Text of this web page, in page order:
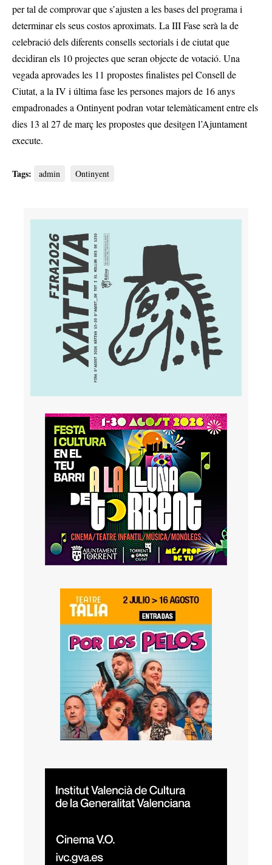
per tal de comprovar que s’ajusten a les bases del programa i
determinar els seus costos aproximats. La III Fase serà la de
celebració dels diferents consells sectorials i de ciutat que
decidiran els 10 projectes que seran objecte de votació. Una
vegada aprovades les 11 propostes finalistes pel Consell de
Ciutat, a la IV i última fase les persones majors de 16 anys
empadronades a Ontinyent podran votar telemàticament entre els
dies 13 al 27 de març les propostes que desitgen l’Ajuntament
execute.
Tags: admin Ontinyent